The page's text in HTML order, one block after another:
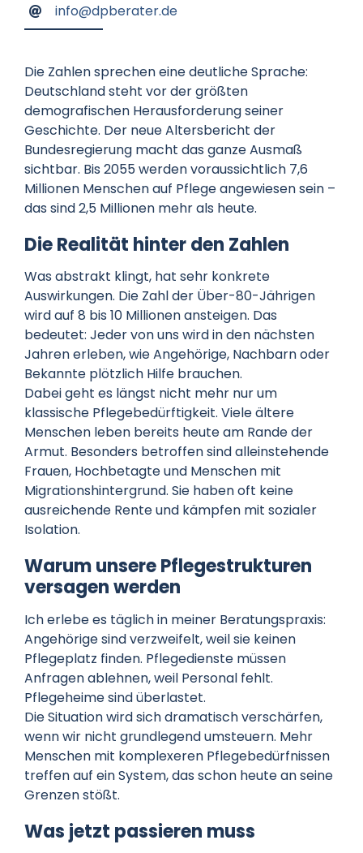
info@dpberater.de
Die Zahlen sprechen eine deutliche Sprache:
Deutschland steht vor der größten
demografischen Herausforderung seiner
Geschichte. Der neue Altersbericht der
Bundesregierung macht das ganze Ausmaß
sichtbar. Bis 2055 werden voraussichtlich 7,6
Millionen Menschen auf Pflege angewiesen sein –
das sind 2,5 Millionen mehr als heute.
Die Realität hinter den Zahlen
Was abstrakt klingt, hat sehr konkrete
Auswirkungen. Die Zahl der Über-80-Jährigen
wird auf 8 bis 10 Millionen ansteigen. Das
bedeutet: Jeder von uns wird in den nächsten
Jahren erleben, wie Angehörige, Nachbarn oder
Bekannte plötzlich Hilfe brauchen.
Dabei geht es längst nicht mehr nur um
klassische Pflegebedürftigkeit. Viele ältere
Menschen leben bereits heute am Rande der
Armut. Besonders betroffen sind alleinstehende
Frauen, Hochbetagte und Menschen mit
Migrationshintergrund. Sie haben oft keine
ausreichende Rente und kämpfen mit sozialer
Isolation.
Warum unsere Pflegestrukturen
versagen werden
Ich erlebe es täglich in meiner Beratungspraxis:
Angehörige sind verzweifelt, weil sie keinen
Pflegeplatz finden. Pflegedienste müssen
Anfragen ablehnen, weil Personal fehlt.
Pflegeheime sind überlastet.
Die Situation wird sich dramatisch verschärfen,
wenn wir nicht grundlegend umsteuern. Mehr
Menschen mit komplexeren Pflegebedürfnissen
treffen auf ein System, das schon heute an seine
Grenzen stößt.
Was jetzt passieren muss